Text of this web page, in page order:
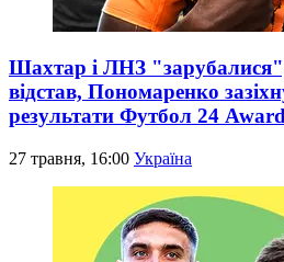
Шахтар і ЛНЗ
відстав, Пономаренко
результати Футбол 24
27 травня, 16:00 Україна